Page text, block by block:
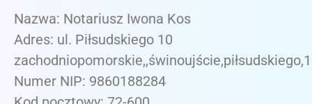
Nazwa: Notariusz Iwona Kos
Adres: ul. Piłsudskiego 10
Numer NIP: 9860188284